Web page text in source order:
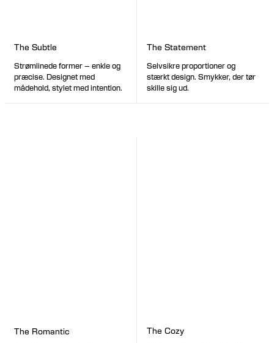
The Subtle
Strømlinede former – enkle og
præcise. Designet med
mådehold, stylet med intention.
The Statement
Selvsikre proportioner og
stærkt design. Smykker, der tør
skille sig ud.
The Romantic The Cozy